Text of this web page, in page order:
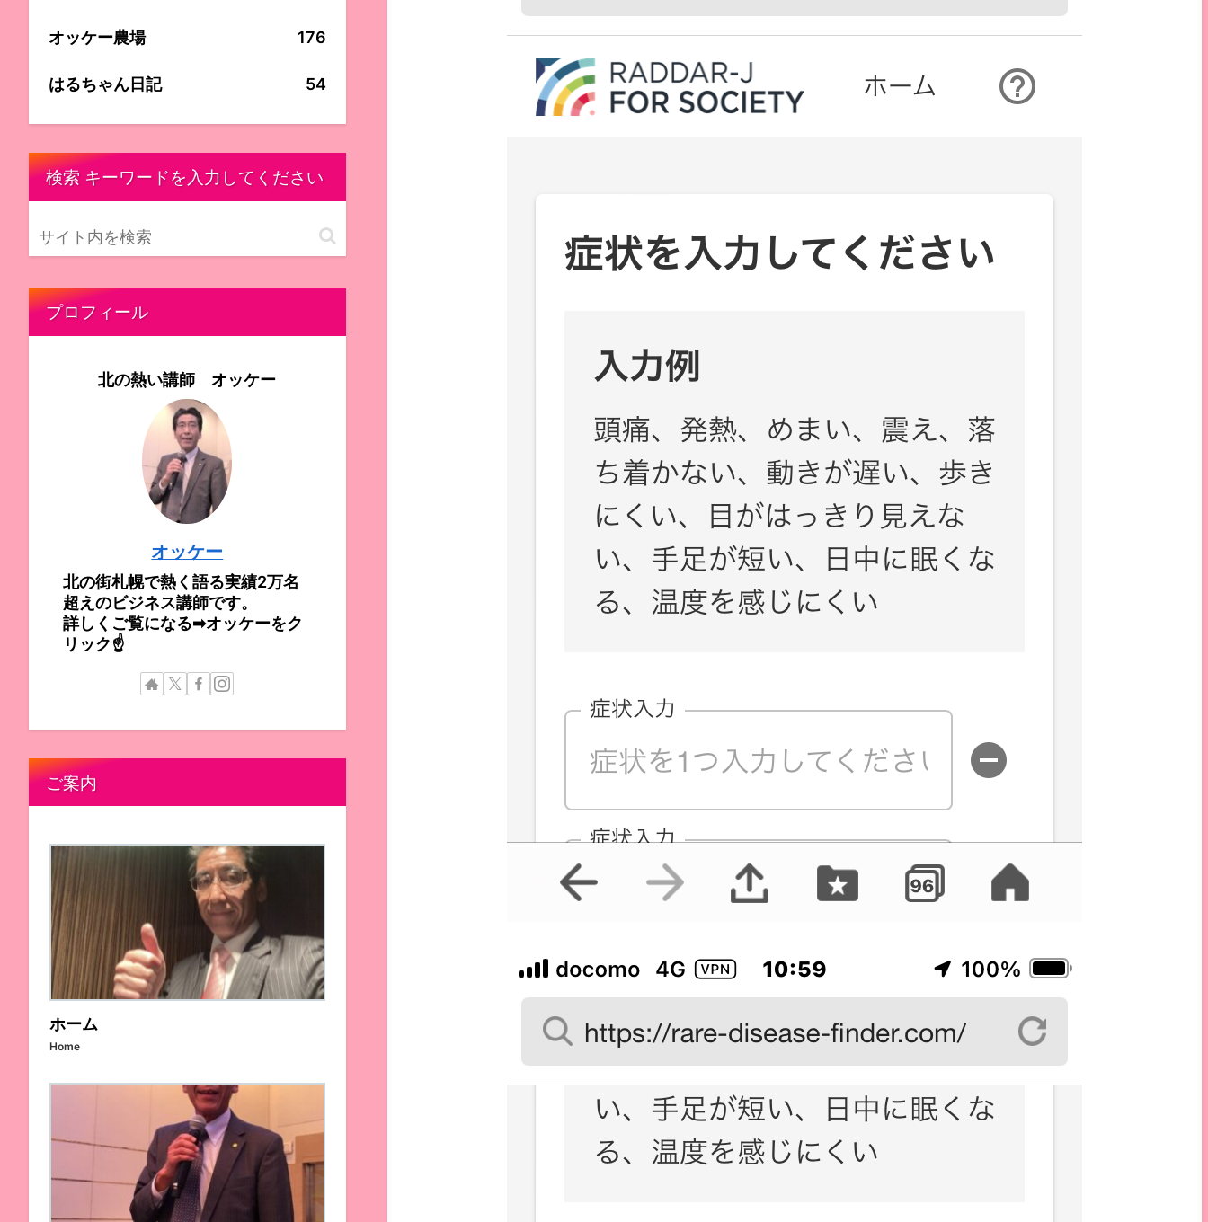
オッケー農場 176
はるちゃん日記 54
検索 キーワードを入力してください
プロフィール
北の熱い講師 オッケー
オッケー
北の街札幌で熱く語る実績2万名
超えのビジネス講師です。
詳しくご覧になる➡オッケーをク
リック☝
ご案内
ホーム
Home